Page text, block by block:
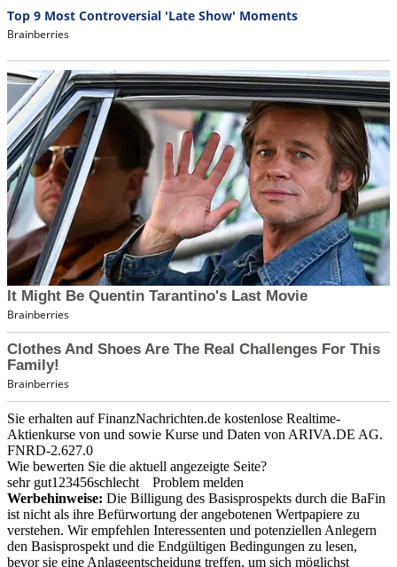
Sie erhalten auf FinanzNachrichten.de kostenlose Realtime-
Aktienkurse von und sowie Kurse und Daten von ARIVA.DE AG.
FNRD-2.627.0
Wie bewerten Sie die aktuell angezeigte Seite?
sehr gut1 23456schlecht
Problem melden
Werbehinweise: Die Billigung des Basisprospekts durch die BaFin
ist nicht als ihre Befürwortung der angebotenen Wertpapiere zu
verstehen. Wir empfehlen Interessenten und potenziellen Anlegern
den Basisprospekt und die Endgültigen Bedingungen zu lesen,
bevor sie eine Anlageentscheidung treffen, um sich möglichst